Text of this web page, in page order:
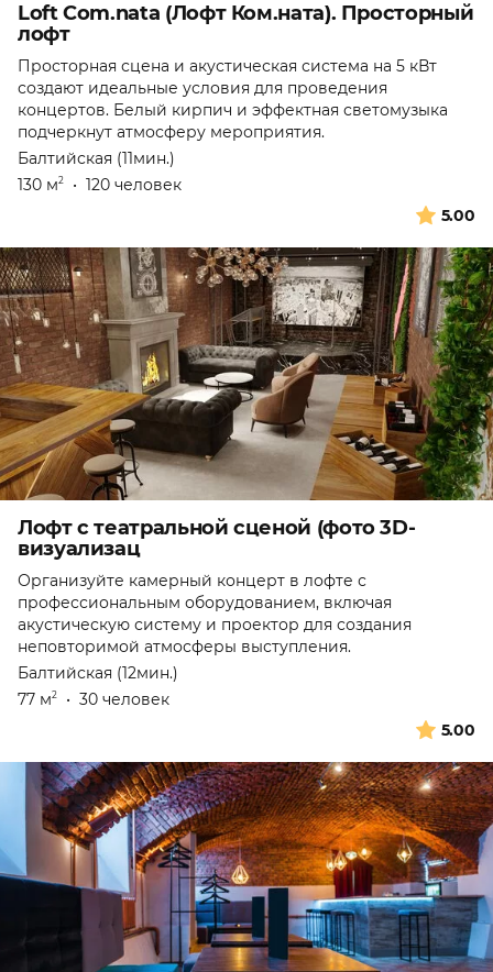
Loft Com.nata (Лофт Ком.ната). Просторный
лофт
Просторная сцена и акустическая система на 5 кВт
создают идеальные условия для проведения
концертов. Белый кирпич и эффектная светомузыка
подчеркнут атмосферу мероприятия.
Балтийская (11мин.)
130 м2 • 120 человек
5.00
Лофт с театральной сценой (фото 3D-
визуализац
Организуйте камерный концерт в лофте с
профессиональным оборудованием, включая
акустическую систему и проектор для создания
неповторимой атмосферы выступления.
Балтийская (12мин.)
77 м2 • 30 человек
5.00